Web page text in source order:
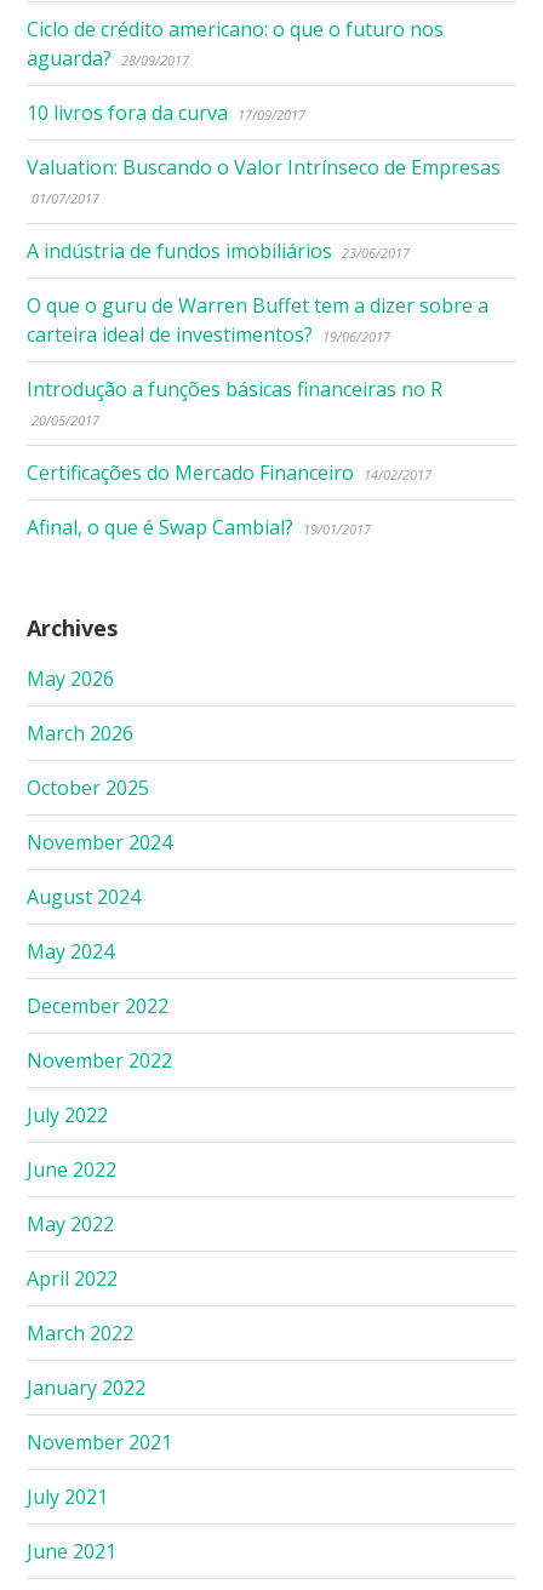
Ciclo de crédito americano: o que o futuro nos
aguarda?
28/09/2017
10 livros fora da curva 17/09/2017
Valuation: Buscando o Valor Intrínseco de Empresas
01/07/2017
A indústria de fundos imobiliários 23/06/2017
O que o guru de Warren Buffet tem a dizer sobre a
carteira ideal de investimentos?
19/06/2017
Introdução a funções básicas financeiras no R
20/05/2017
Certificações do Mercado Financeiro 14/02/2017
Afinal, o que é Swap Cambial? 19/01/2017
Archives
May 2026
March 2026
October 2025
November 2024
August 2024
May 2024
December 2022
November 2022
July 2022
June 2022
May 2022
April 2022
March 2022
January 2022
November 2021
July 2021
June 2021